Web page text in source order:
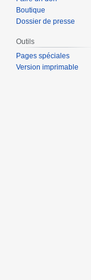
Boutique
Dossier de presse
Outils
Pages spéciales
Version imprimable